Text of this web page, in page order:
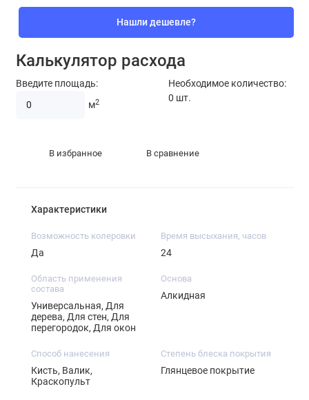
Нашли дешевле?
Калькулятор расхода
Введите площадь:
м2
Необходимое количество:
0 шт.
В избранное В сравнение
Характеристики
Возможность колеровки
Да
Время высыхания, часов
24
Область применения
состава
Универсальная, Для
дерева, Для стен, Для
перегородок, Для окон
Основа
Алкидная
Способ нанесения
Кисть, Валик,
Краскопульт
Степень блеска покрытия
Глянцевое покрытие